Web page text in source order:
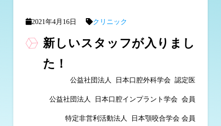
2021年4月16日 クリニック
新しいスタッフが入りまし
た！
公益社団法人 日本口腔外科学会 認定医
公益社団法人 日本口腔インプラント学会 会員
特定非営利活動法人 日本顎咬合学会 会員